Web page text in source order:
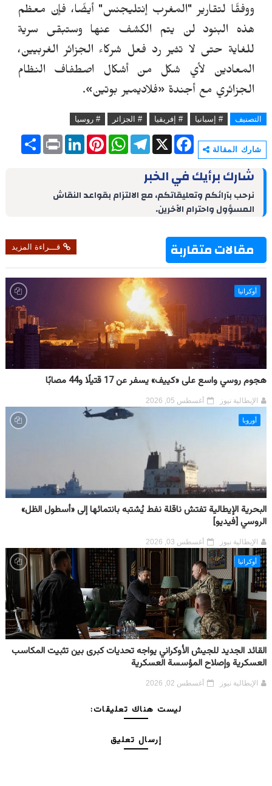
ووفقًا لتقارير "المغرب إنتليجنس" أيضًا، فإن معظم
هذه البنود لن يتم الكشف عنها وستبقى سرية
للغاية حتى لا تثير رد فعل شركاء الجزائر الغربيين،
المعادين لأي شكل من أشكال اصطفاف النظام
الجزائري مع أجندة «فلاديمير بوتين»
.
التصنيف # إسبانيا # إفريقيا # الجزائر # روسيا
شارك المقالة
S
h
P
r
L
I
P
e
W
h
p
T
e
g
a
X
F
a
b
o
k
شارك برأيك في الخبر
نرحب بآرائكم وتعليقاتكم، مع الالتزام بقواعد النقاش
المسؤول واحترام الآخرين.
مقالات متقاربة قـــراءة المزيد
أوكرانيا
هجوم روسي واسع على «كييف» يسفر عن 17 قتيلًا و44 مصابًا
الإيطالية نيوز أغسطس 05, 2026
أوروبا
البحرية الإيطالية تفتش ناقلة نفط يُشتبه بانتمائها إلى «أسطول الظل»
الروسي [فيديو]
الإيطالية نيوز أغسطس 03, 2026
أوكرانيا
القائد الجديد للجيش الأوكراني يواجه تحديات كبرى بين تثبيت المكاسب
العسكرية وإصلاح المؤسسة العسكرية
الإيطالية نيوز أغسطس 02, 2026
ليست هناك تعليقات:
إرسال تعليق